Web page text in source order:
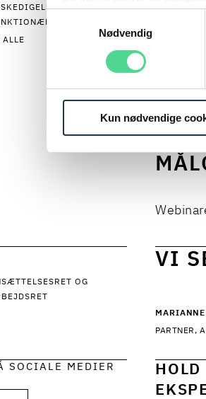
Læs mere om vores
Samtykkevalg
Nødvendig
Kun nødvendige
AF EN
ALLE
konflikt
OG
VI
PARTNER,
SOCIALE MEDIER